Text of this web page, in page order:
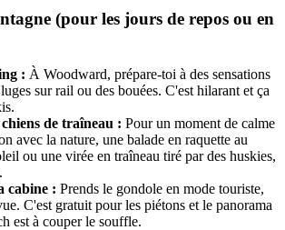
(pour les jours de repos ou en
: À Woodward, prépare-toi à des sensations
sur rail ou des bouées. C'est hilarant et ça
de traîneau : Pour un moment de calme
avec la nature, une balade en raquette au
ou une virée en traîneau tiré par des huskies,
cabine : Prends le gondole en mode touriste,
C'est gratuit pour les piétons et le panorama
est à couper le souffle.